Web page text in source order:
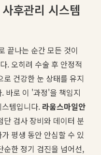
후관리 시스템
끝나는 순간 모든 것이
. 오히려 수술 후 안정적
건강한 눈 상태를 유지
바로 이 '과정'을 책임지
스템입니다. 라움스마일안
단 검사 장비와 데이터 분
평생 동안 안심할 수 있
순한 정기 검진을 넘어선,